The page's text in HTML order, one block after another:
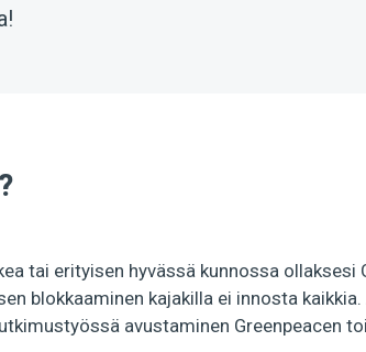
tai erityisen hyvässä kunnossa ollaksesi
blokkaaminen kajakilla ei innosta
avustaminen Greenpeacen